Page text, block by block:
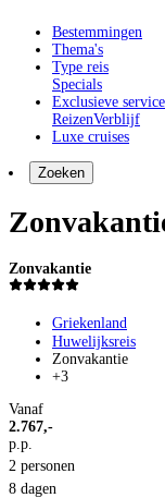
Bestemmingen
Thema's
Type reis
Specials
Exclusieve
ReizenVerblijf
Luxe cruises
Zoeken
Zonvakantie
Griekenland
Huwelijksreis
Zonvakantie
+3
Vanaf
2.767,-
p.p.
2 personen
8 dagen